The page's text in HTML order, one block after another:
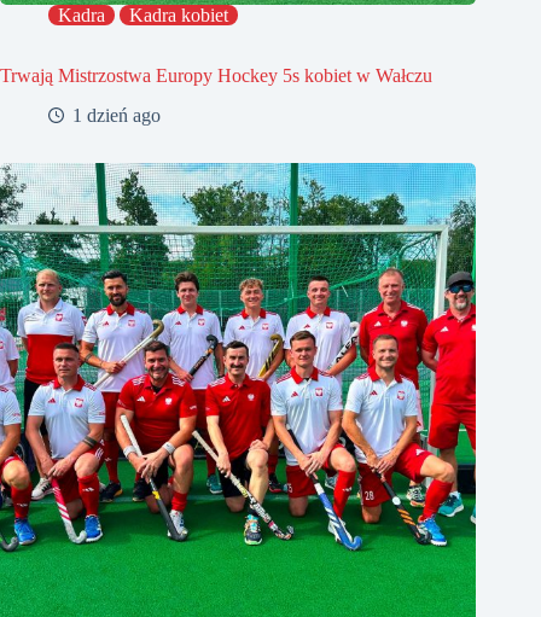
Kadra Kadra kobiet
Trwają Mistrzostwa Europy Hockey 5s kobiet w Wałczu
1 dzień ago